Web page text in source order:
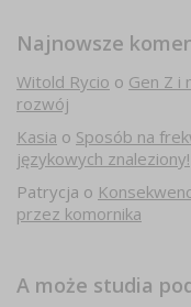
Najnowsze
Witold Rycio o Gen Z i
rozwój
Kasia o Sposób na
językowych znaleziony!
Patrycja o
przez komornika
A może studia